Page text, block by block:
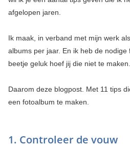
afgelopen jaren.
Ik maak, in verband met mijn werk
albums per jaar. En ik heb de
beetje geluk hoef jij die niet te maken.
Daarom deze blogpost. Met 11 tips
een fotoalbum te maken.
1. Controleer de vouw